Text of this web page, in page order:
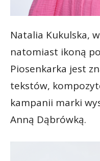
Natalia Kukulska,
natomiast ikoną
Piosenkarka jest
tekstów,
kampanii marki
Anną Dąbrówką.